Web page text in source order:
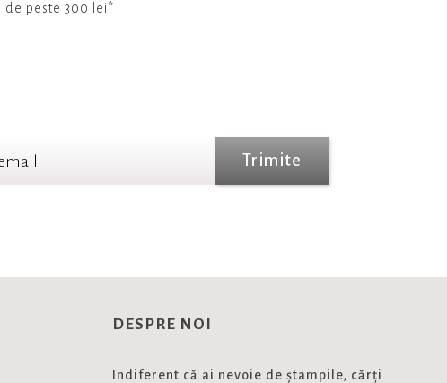
de peste 300 lei*
Trimite
DESPRE NOI
Indiferent că ai nevoie de ștampile, cărți